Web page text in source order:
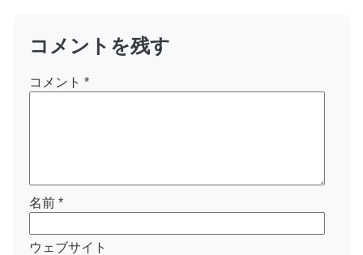
コメントを残す
コメント *
名前 *
ウェブサイト